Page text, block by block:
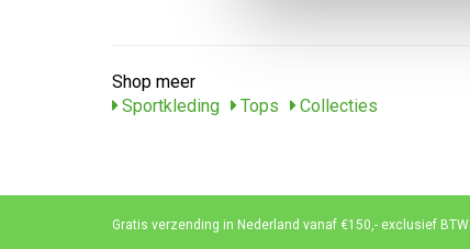
Shop meer
Sportkleding
Tops Collecties
Gratis verzending in Nederland vanaf €150,- exclusief BTW